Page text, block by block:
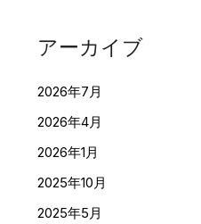
アーカイブ
2026年7月
2026年4月
2026年1月
2025年10月
2025年5月